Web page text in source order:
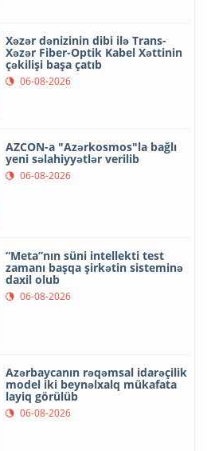
Xəzər dənizinin dibi ilə Trans-
Xəzər Fiber-Optik Kabel Xəttinin
çəkilişi başa çatıb
06-08-2026
AZCON-a "Azərkosmos"la bağlı
yeni səlahiyyətlər verilib
06-08-2026
“Meta”nın süni intellekti test
zamanı başqa şirkətin sisteminə
daxil olub
06-08-2026
Azərbaycanın rəqəmsal idarəçilik
model iki beynəlxalq mükafata
layiq görülüb
06-08-2026